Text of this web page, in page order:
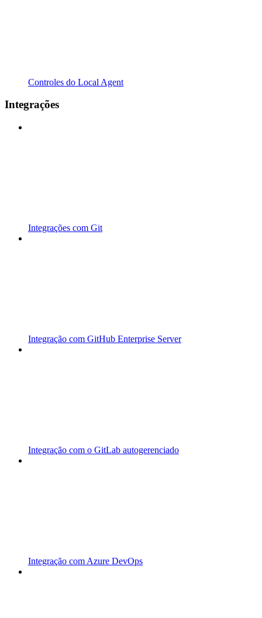
Controles do Local Agent
Integrações
Integrações com Git
Integração com GitHub Enterprise Server
Integração com o GitLab autogerenciado
Integração com Azure DevOps